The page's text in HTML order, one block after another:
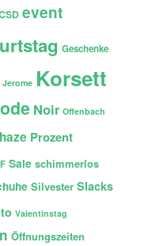
event
Geschenke
Jerome Korsett
Noir Offenbach
Prozent
Sale schimmerlos
Silvester Slacks
Valentinstag
Öffnungszeiten